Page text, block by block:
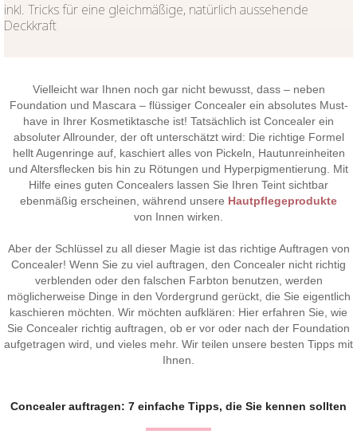
inkl. Tricks für eine gleichmäßige, natürlich aussehende
Deckkraft
Vielleicht war Ihnen noch gar nicht bewusst, dass – neben
Foundation und Mascara – flüssiger Concealer ein absolutes Must-
have in Ihrer Kosmetiktasche ist! Tatsächlich ist Concealer ein
absoluter Allrounder, der oft unterschätzt wird: Die richtige Formel
hellt Augenringe auf, kaschiert alles von Pickeln, Hautunreinheiten
und Altersflecken bis hin zu Rötungen und Hyperpigmentierung. Mit
Hilfe eines guten Concealers lassen Sie Ihren Teint sichtbar
ebenmäßig erscheinen, während unsere Hautpflegeprodukte
von Innen wirken.
Aber der Schlüssel zu all dieser Magie ist das richtige Auftragen von
Concealer! Wenn Sie zu viel auftragen, den Concealer nicht richtig
verblenden oder den falschen Farbton benutzen, werden
möglicherweise Dinge in den Vordergrund gerückt, die Sie eigentlich
kaschieren möchten. Wir möchten aufklären: Hier erfahren Sie, wie
Sie Concealer richtig auftragen, ob er vor oder nach der Foundation
aufgetragen wird, und vieles mehr. Wir teilen unsere besten Tipps mit
Ihnen.
Concealer auftragen: 7 einfache Tipps, die Sie kennen sollten